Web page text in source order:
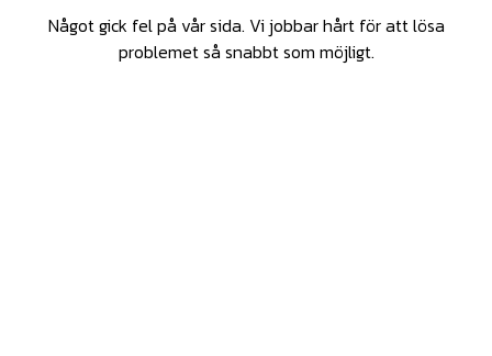
Något gick fel på vår sida. Vi jobbar hårt för att lösa
problemet så snabbt som möjligt.